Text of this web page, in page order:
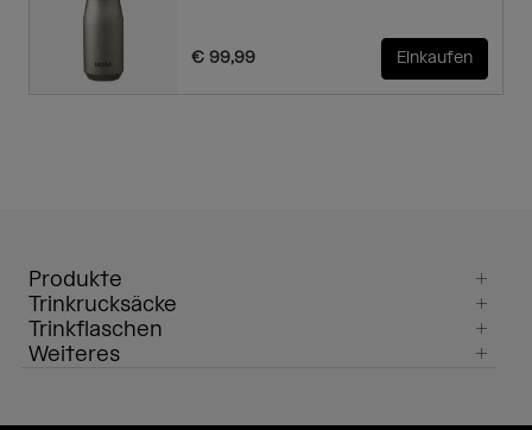
€ 99,99 Einkaufen
Produkte
Trinkrucksäcke
Trinkflaschen
Weiteres